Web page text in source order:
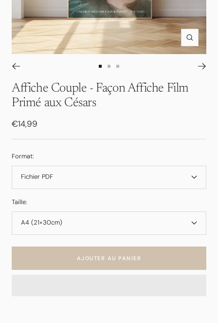
Zoom
au
slideslideslide
Affiche Couple - Façon Affiche Film
Primé aux Césars
Prix
de
vente
€14,99
Format:
Fichier PDF
Taille:
A4 (21×30cm)
AJOUTER AU PANIER